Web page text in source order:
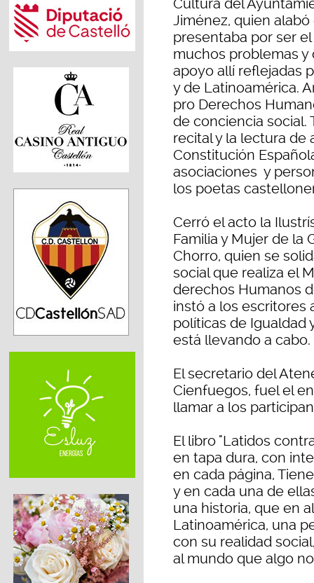
Cultura del
Jiménez, quien
presentaba por ser
muchos problemas y
apoyo allí reflejadas
y de Latinoamérica.
pro Derechos
de conciencia social.
recital y la lectura de
Constitución
asociaciones y
los poetas
Cerró el acto la
Familia y Mujer de la
Chorro, quien se
social que realiza el
derechos Humanos
instó a los escritores
políticas de Igualdad
está llevando a cabo.
El secretario del
Cienfuegos, fuel el
llamar a los
El libro "Latidos
en tapa dura, con
en cada página,
y en cada una de
una historia, que en
Latinoamérica, una
con su realidad
al mundo que algo